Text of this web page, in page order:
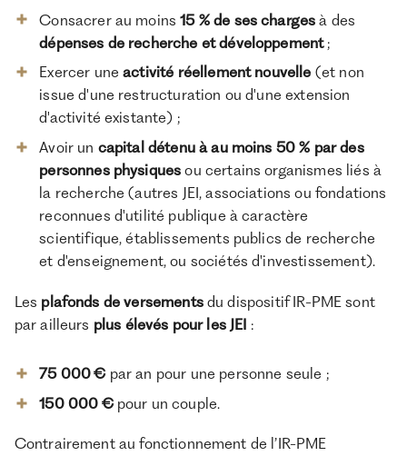
Consacrer au moins15 % de ses chargesà des
dépenses de recherche et développement;
Exercer uneactivité réellement nouvelle (et non
issue d'une restructuration ou d'une extension
d'activité existante) ;
Avoir un capital détenu à au moins 50 % par des
personnes physiques ou certains organismes liés à
la recherche (autres JEI, associations ou fondations
reconnues d'utilité publique à caractère
scientifique, établissements publics de recherche
et d'enseignement, ou sociétés d'investissement).
Les plafonds de versementsdu dispositif IR-PME sont
par ailleurs plus élevés pour les JEI :
75 000 € par an pour une personne seule ;
150 000 €pour un couple.
Contrairement au fonctionnement de l’IR-PME